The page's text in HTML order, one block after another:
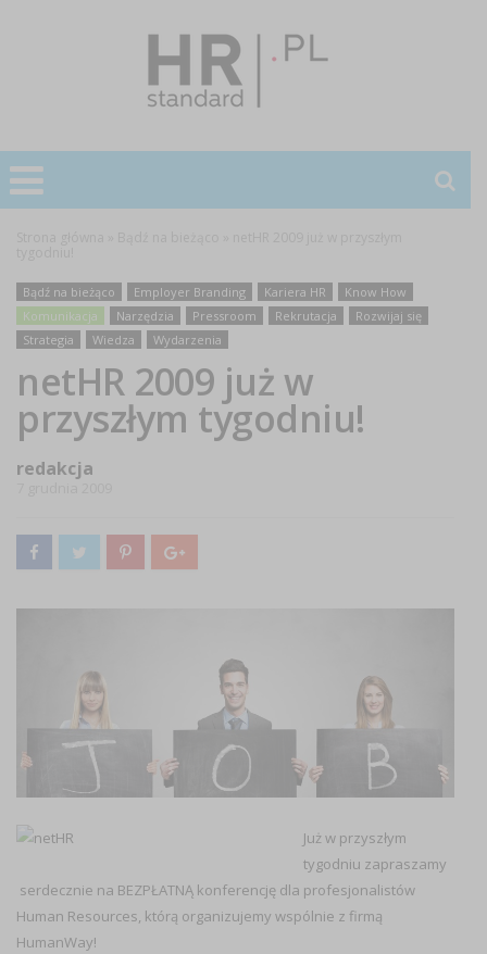
Bądź na bieżąco Employer Branding Kariera HR
Know How
Komunikacja
Narzędzia Pressroom Rekrutacja
Rozwijaj się
Strategia
Wiedza Wydarzenia
netHR 2009 już w
przyszłym tygodniu!
redakcja
Już w przyszłym
tygodniu zapraszamy
serdecznie na BEZPŁATNĄ konferencję dla profesjonalistów
Human Resources, którą organizujemy wspólnie z firmą
HumanWay!